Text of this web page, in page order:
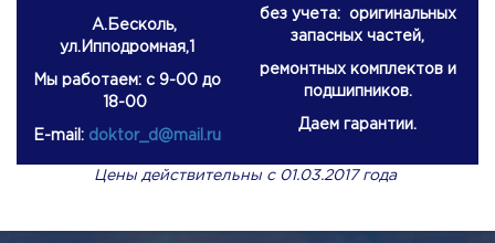
А.Бесколь,
ул.Ипподромная,1
Мы работаем: с 9-00 до
18-00
E-mail: doktor_d@mail.ru
без учета: оригинальных
запасных частей,
ремонтных комплектов и
подшипников.
Даем гарантии.
Цены действительны с 01.03.2017 года